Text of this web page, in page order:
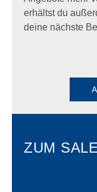
erhältst du
deine nächste
ZUM SALE